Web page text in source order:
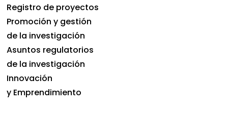
Registro de proyectos
Promoción y gestión
de la investigación
Asuntos regulatorios
de la investigación
Innovación
y Emprendimiento